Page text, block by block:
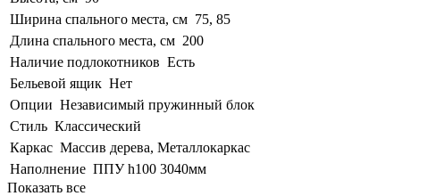
Ширина спального места, см 75, 85
Длина спального места, см 200
Наличие подлокотников Есть
Бельевой ящик Нет
Опции Независимый пружинный блок
Стиль Классический
Каркас Массив дерева, Металлокаркас
Наполнение ППУ h100 3040мм
Показать все